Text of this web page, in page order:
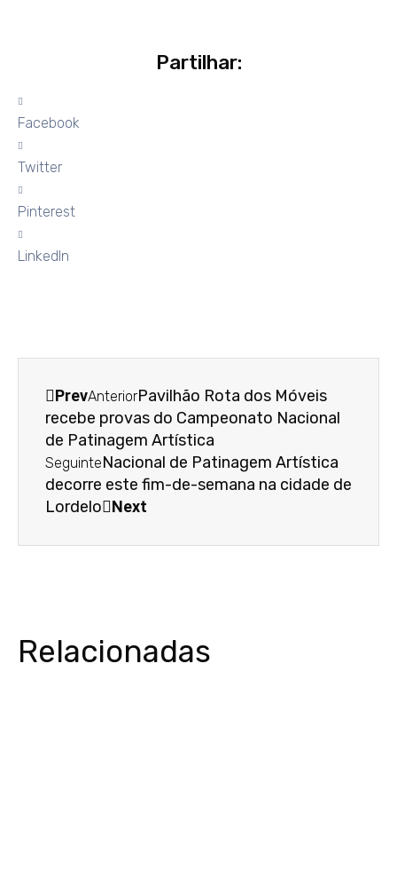
Partilhar:
Facebook
Twitter
Pinterest
LinkedIn
PrevAnteriorPavilhão Rota dos Móveis
recebe provas do Campeonato Nacional
de Patinagem Artística
SeguinteNacional de Patinagem Artística
decorre este fim-de-semana na cidade de
Lordelo
Next
Relacionadas